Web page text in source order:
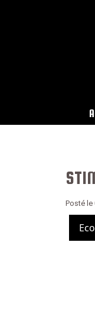
Posté le